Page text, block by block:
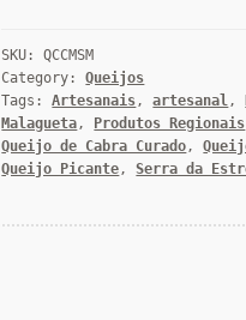
SKU:QCCMSM
Category:Queijos
Tags:Artesanais,artesanal,
Malagueta, Produtos Regionais
Queijo de Cabra Curado,
Queijo Picante,Serra da